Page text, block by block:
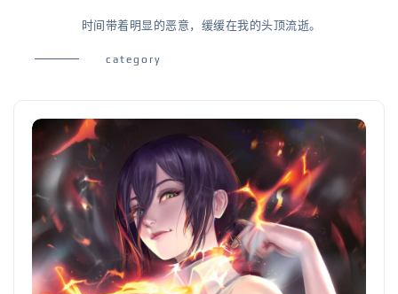
时间带着明显的恶意，缓缓在我的头顶流逝。
category